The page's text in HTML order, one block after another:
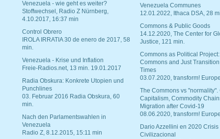
Venezuela - wie geht es weiter?
Stoffwechsel, Radio Z Nürnberg,
4.10.2017, 16:37 min
Control Obrero
IROLA IRRATIA 30 de enero de 2017, 58
min.
Venezuela - Krise und Inflation
Freie-Radios.net, 13 min. 19.01.2017
Radia Obskura: Konkrete Utopien und
Punchlines
03. Februar 2016 Radia Obskura, 60
min.
Nach den Parlamentswahlen in
Venezuela
Radio Z, 8.12.2015, 15:11 min
Venezuela Communes
12.01.2022, Ithaca DSA, 28
Commons & Public Goods
14.12.2020, The Center for
Justice, 121 min.
Commons as Political Project:
Commons and Just
Times
03.07.2020, transform!
The Commons vs "normality".
Capitalism, Commodity
Migration after Covid-19
08.06.2020, transform!
Dario Azzellini en 2020 Crisis
Civilizacional